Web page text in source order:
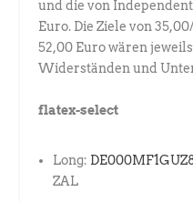
und die von
Euro. Die Ziele von
52,00 Euro wären
Widerständen und
flatex-select
Long:
ZAL